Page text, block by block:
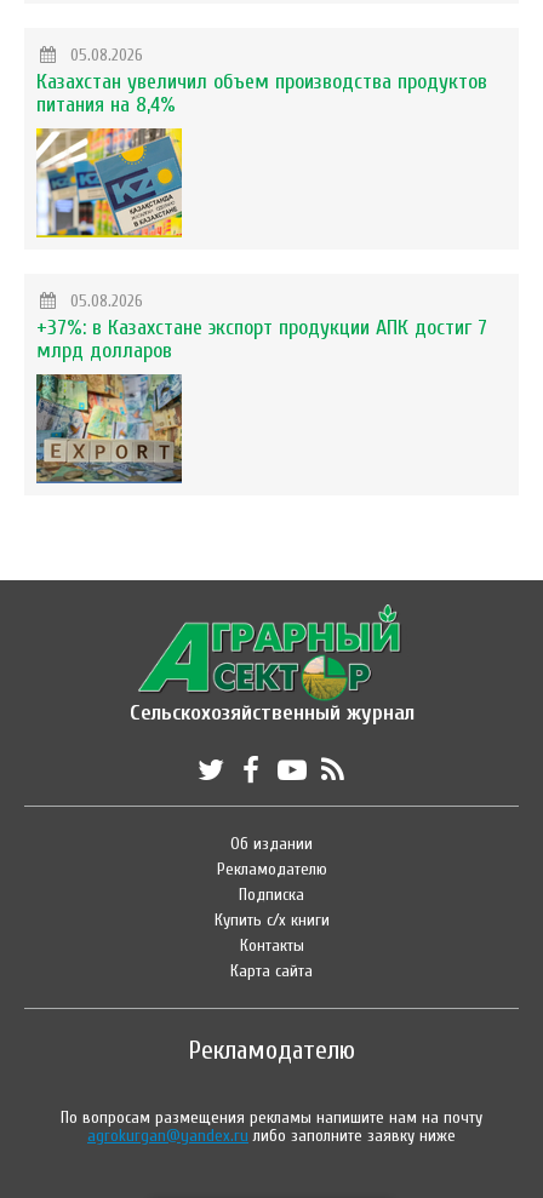
05.08.2026
Казахстан увеличил объем производства продуктов
питания на 8,4%
05.08.2026
+37%: в Казахстане экспорт продукции АПК достиг 7
млрд долларов
Сельскохозяйственный журнал
Об издании
Рекламодателю
Подписка
Купить с/х книги
Контакты
Карта сайта
Рекламодателю
По вопросам размещения рекламы напишите нам на почту
agrokurgan@yandex.ru либо заполните заявку ниже